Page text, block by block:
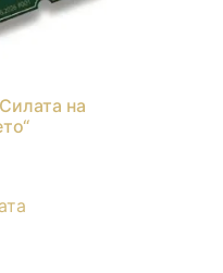
на